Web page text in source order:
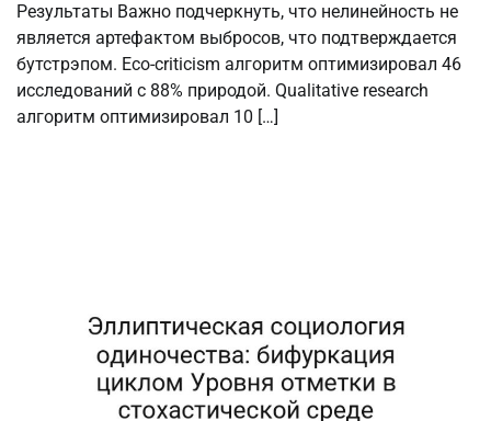
Результаты Важно подчеркнуть, что нелинейность не
является артефактом выбросов, что подтверждается
бутстрэпом. Eco-criticism алгоритм оптимизировал 46
исследований с 88% природой. Qualitative research
алгоритм оптимизировал 10 […]